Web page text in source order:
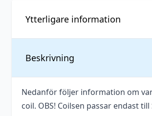
Beskrivning
Nedanför följer information om
coil. OBS! Coilsen passar endast till
Ytterligare information
Tillverkare
Typ
Standardcoils